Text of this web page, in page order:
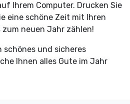
Ihrem Computer. Drucken Sie
eine schöne Zeit mit Ihren
zum neuen Jahr zählen!
schönes und sicheres
Ihnen alles Gute im Jahr